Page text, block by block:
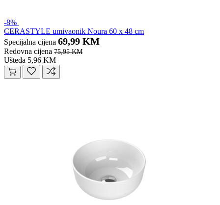
-8%
CERASTYLE umivaonik Noura 60 x 48 cm
Specijalna cijena 69,99 KM
Redovna cijena 75,95 KM
Ušteda 5,96 KM